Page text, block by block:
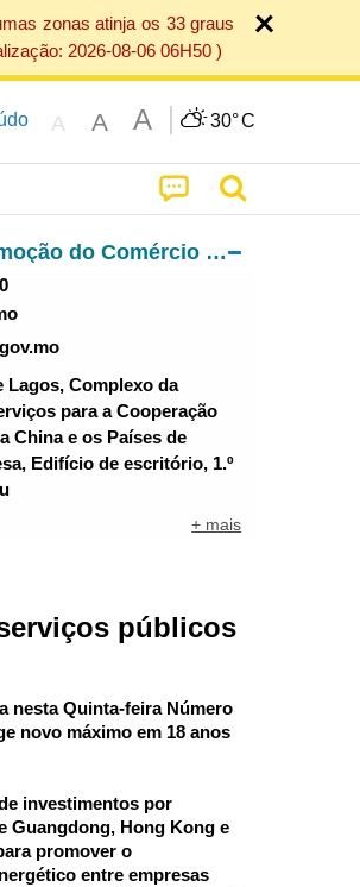
zonas atinja os 33 graus
2026-08-06 06H50 )
A A A 30°C
Instituto de Promoção do Comércio e do Investimento
Lagos, Complexo da
para a Cooperação
China e os Países de
Edifício de escritório, 1.º
+ mais
públicos
nesta Quinta-feira Número
novo máximo em 18 anos
investimentos por
Guangdong, Hong Kong e
promover o
entre empresas